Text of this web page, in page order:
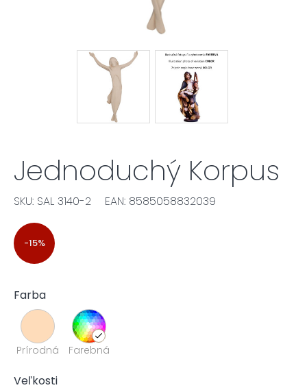
Jednoduchý Korpus
SKU: SAL 3140-2 EAN: 8585058832039
-15%
Farba
Prírodná Farebná
Veľkosti